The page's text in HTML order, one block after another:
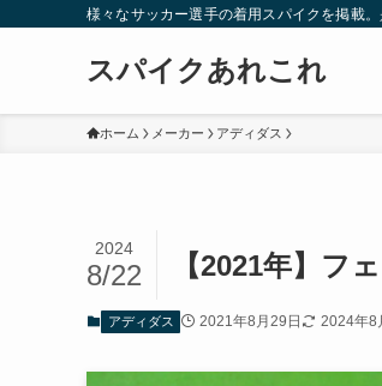
様々なサッカー選手の着用スパイクを掲載
スパイクあれこれ
ホーム メーカー アディダス
【2021年】フ
2024
8/22
アディダス 2021年8月29日 2024年8